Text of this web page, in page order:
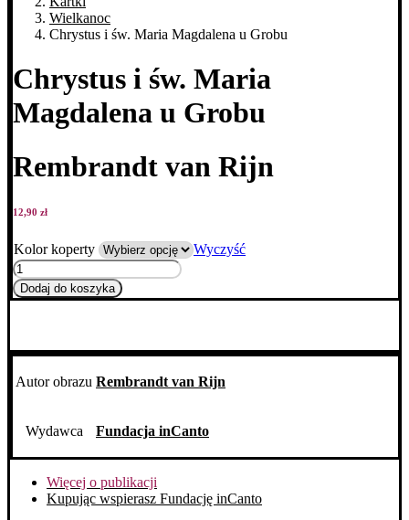
Wielkanoc
Chrystus i św. Maria Magdalena u Grobu
Chrystus i św. Maria
Magdalena u Grobu
Rembrandt van Rijn
12,90 zł
Kolor koperty
Wyczyść
ilość
Chrystus
i
Magdalena
Grobu
Dodaj do koszyka
Autor obrazu Rembrandt van Rijn
Wydawca Fundacja inCanto
Więcej o publikacji
Kupując wspierasz Fundację inCanto